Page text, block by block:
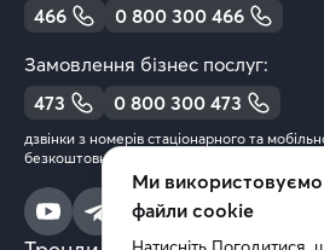
466
0 800 300 466
Замовлення бізнес послуг:
473
0 800 300 473
дзвінки з номерів стаціонарного та
безкоштовні
Ми використовуємо
файли cookie